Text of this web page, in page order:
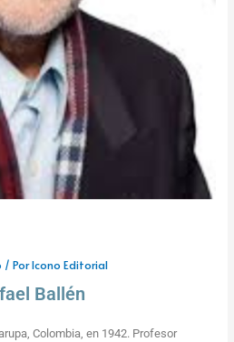
/ PorIcono Editorial
Ballén
Colombia, en 1942. Profesor